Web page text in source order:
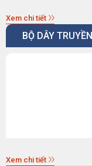
Xem chi tiết
BỘ DÂY
Xem chi tiết